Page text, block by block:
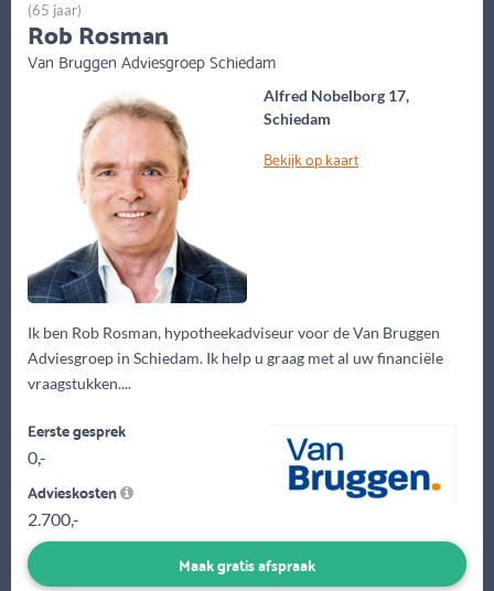
Alfred Nobelborg 17,
Schiedam
Bekijk op kaart
Ik ben Rob Rosman, hypotheekadviseur voor de Van Bruggen
Adviesgroep in Schiedam. Ik help u graag met al uw financiële
vraagstukken....
(65 jaar)
Rob Rosman
Van Bruggen Adviesgroep Schiedam
Eerste gesprek
0,-
Advieskosten
2.700,-
Maak gratis afspraak